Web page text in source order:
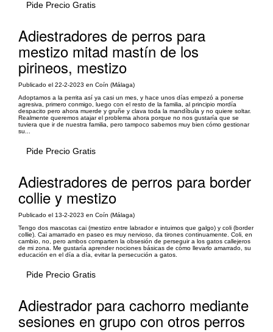
Pide Precio Gratis
Adiestradores de perros para
mestizo mitad mastín de los
pirineos, mestizo
Publicado el 22-2-2023 en Coín (Málaga)
Adoptamos a la perrita así ya casi un mes, y hace unos días empezó a ponerse
agresiva, primero conmigo, luego con el resto de la familia, al principio mordía
despacito pero ahora muerde y gruñe y clava toda la mandíbula y no quiere soltar.
Realmente queremos atajar el problema ahora porque no nos gustaría que se
tuviera que ir de nuestra familia, pero tampoco sabemos muy bien cómo gestionar
su...
Pide Precio Gratis
Adiestradores de perros para border
collie y mestizo
Publicado el 13-2-2023 en Coín (Málaga)
Tengo dos mascotas cai (mestizo entre labrador e intuimos que galgo) y coli (border
collie). Cai amarrado en paseo es muy nervioso, da tirones continuamente. Coli, en
cambio, no, pero ambos comparten la obsesión de perseguir a los gatos callejeros
de mi zona. Me gustaría aprender nociones básicas de cómo llevarlo amarrado, su
educación en el día a día, evitar la persecución a gatos.
Pide Precio Gratis
Adiestrador para cachorro mediante
sesiones en grupo con otros perros